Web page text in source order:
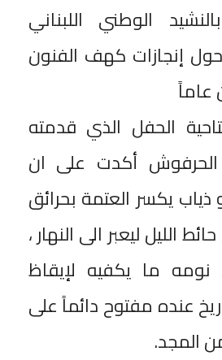
الوطني اللبناني
إنجازات كهف الفنون
عاماً
الحفل الذي قدمته
الحرفوش أكدت على ان
ذياب يكسر العتمة بحرائق
الليل ليعبر الى النهار ،
ما يكفيه لإيقاظ
عنده مفتوح دائماً على
المجد.